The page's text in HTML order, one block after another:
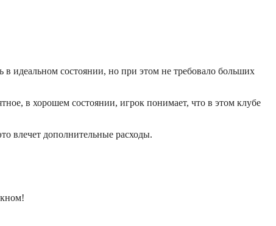
идеальном состоянии, но при этом не требовало больших
в хорошем состоянии, игрок понимает, что в этом клубе
влечет дополнительные расходы.